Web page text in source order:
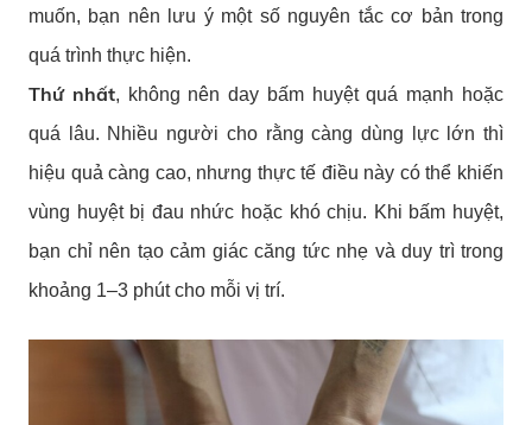
muốn, bạn nên lưu ý một số nguyên tắc cơ bản trong
quá trình thực hiện.
Thứ nhất, không nên day bấm huyệt quá mạnh hoặc
quá lâu. Nhiều người cho rằng càng dùng lực lớn thì
hiệu quả càng cao, nhưng thực tế điều này có thể khiến
vùng huyệt bị đau nhức hoặc khó chịu. Khi bấm huyệt,
bạn chỉ nên tạo cảm giác căng tức nhẹ và duy trì trong
khoảng 1–3 phút cho mỗi vị trí.